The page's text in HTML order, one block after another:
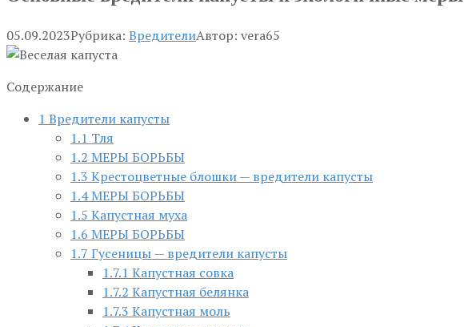
05.09.2023Рубрика: ВредителиАвтор: vera65
Содержание
1 Вредители капусты
1.1 Тля
1.2 МЕРЫ БОРЬБЫ
1.3 Крестоцветные блошки — вредители капусты
1.4МЕРЫ БОРЬБЫ
1.5 Капустная муха
1.6 МЕРЫ БОРЬБЫ
1.7 Гусеницы — вредители капусты
1.7.1 Капустная совка
1.7.2 Капустная белянка
1.7.3 Капустная моль